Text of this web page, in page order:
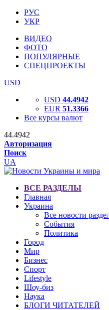
РУС
УКР
ВИДЕО
ФОТО
ПОПУЛЯРНЫЕ
СПЕЦПРОЕКТЫ
USD
USD 44.4942
EUR 51.3366
Все курсы валют
44.4942
Авторизация
Поиск
UA
ВСЕ РАЗДЕЛЫ
Главная
Украина
Все новости
События
Политика
Город
Мир
Бизнес
Спорт
Lifestyle
Шоу-биз
Наука
БЛОГИ ЧИТАТЕЛЕЙ